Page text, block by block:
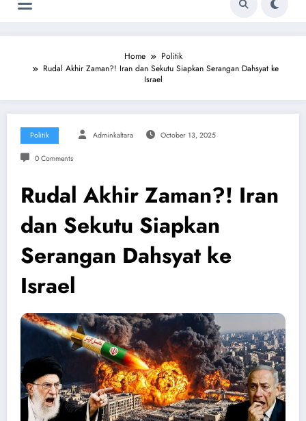
Home
Politik
Rudal Akhir Zaman?! Iran dan Sekutu Siapkan Serangan Dahsyat ke
Israel
Politik Adminkaltara October 13, 2025
0 Comments
Rudal Akhir Zaman?! Iran
dan Sekutu Siapkan
Serangan Dahsyat ke
Israel